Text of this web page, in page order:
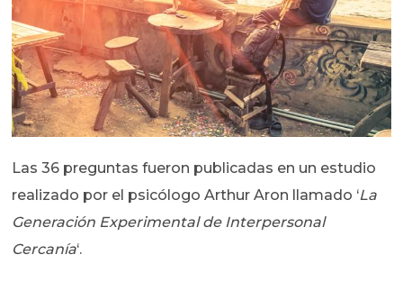
Las 36 preguntas fueron publicadas en un estudio
realizado por el psicólogo Arthur Aron llamado ‘La
Generación Experimental de Interpersonal
Cercanía‘.